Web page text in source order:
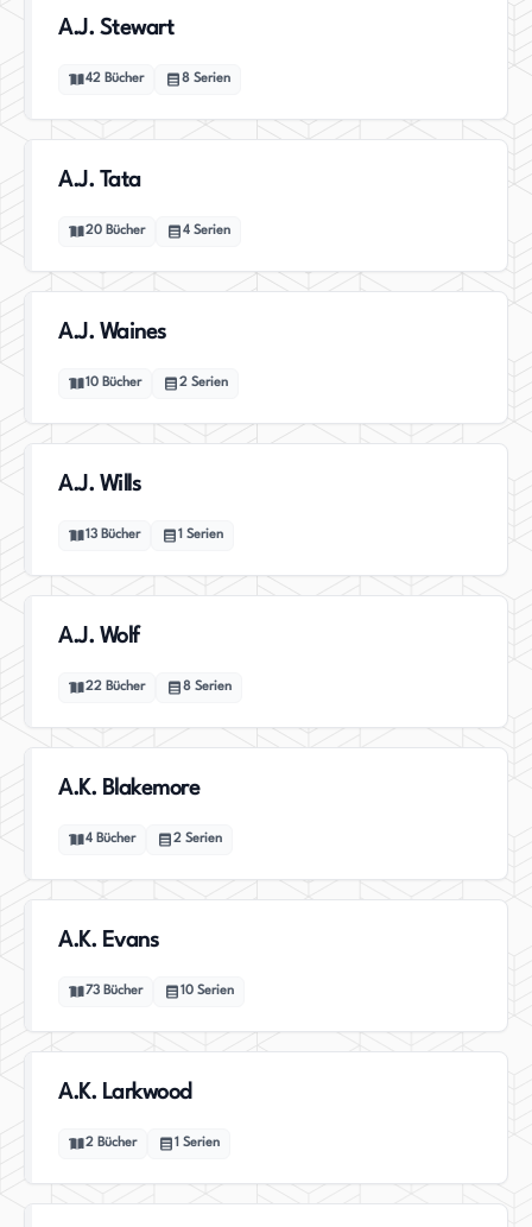
A.J. Stewart
42 Bücher 8 Serien
A.J. Tata
20 Bücher 4 Serien
A.J. Waines
10 Bücher 2 Serien
A.J. Wills
13 Bücher 1 Serien
A.J. Wolf
22 Bücher 8 Serien
A.K. Blakemore
4 Bücher 2 Serien
A.K. Evans
73 Bücher 10 Serien
A.K. Larkwood
2 Bücher 1 Serien